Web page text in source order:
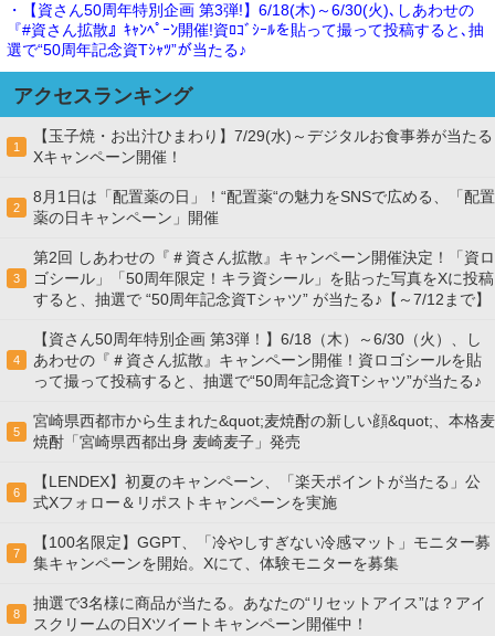
・【資さん50周年特別企画 第3弾!】6/18(木)～6/30(火)､しあわせの
『#資さん拡散』ｷｬﾝﾍﾟｰﾝ開催!資ﾛｺﾞｼｰﾙを貼って撮って投稿すると､抽
選で“50周年記念資Tｼｬﾂ”が当たる♪
アクセスランキング
1
【玉子焼・お出汁ひまわり】7/29(水)～デジタルお食事券が当たる
Xキャンペーン開催！
2
8月1日は「配置薬の日」！“配置薬“の魅力をSNSで広める、「配置
薬の日キャンペーン」開催
3
第2回 しあわせの『＃資さん拡散』キャンペーン開催決定！「資ロ
ゴシール」「50周年限定！キラ資シール」を貼った写真をXに投稿
すると、抽選で “50周年記念資Tシャツ” が当たる♪【～7/12まで】
4
【資さん50周年特別企画 第3弾！】6/18（木）～6/30（火）、し
あわせの『＃資さん拡散』キャンペーン開催！資ロゴシールを貼
って撮って投稿すると、抽選で“50周年記念資Tシャツ”が当たる♪
5
宮崎県西都市から生まれた&quot;麦焼酎の新しい顔&quot;、本格麦
焼酎「宮崎県西都出身 麦崎麦子」発売
6
【LENDEX】初夏のキャンペーン、「楽天ポイントが当たる」公
式Xフォロー＆リポストキャンペーンを実施
7
【100名限定】GGPT、「冷やしすぎない冷感マット」モニター募
集キャンペーンを開始。Xにて、体験モニターを募集
8
抽選で3名様に商品が当たる。あなたの“リセットアイス”は？アイ
スクリームの日Xツイートキャンペーン開催中！